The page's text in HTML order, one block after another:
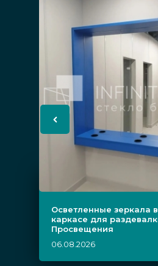
Осветленные зеркала
каркасе для
Просвещения
06.08.2026